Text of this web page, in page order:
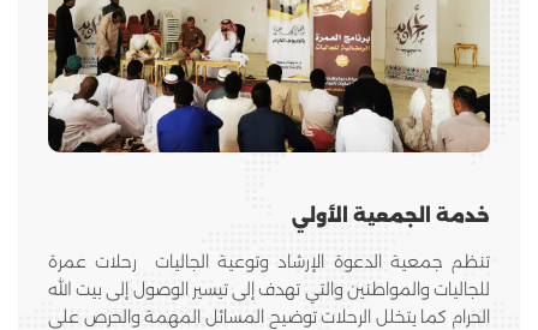
خدمة الجمعية الأولي
تنظم جمعية الدعوة الإرشاد وتوعية الجاليات رحلات عمرة
للجاليات والمواطنين والتي تهدف إلى تيسير الوصول إلى بيت الله
الحرام كما يتخلل الرحلات توضيح المسائل المهمة والحرص على